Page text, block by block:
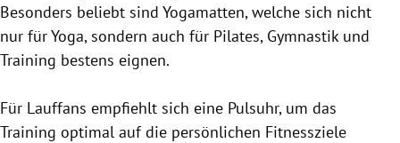
Besonders beliebt sind Yogamatten, welche sich nicht
nur für Yoga, sondern auch für Pilates, Gymnastik und
Training bestens eignen.
Für Lauffans empfiehlt sich eine Pulsuhr, um das
Training optimal auf die persönlichen Fitnessziele